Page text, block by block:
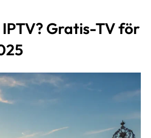
IPTV? Gratis-TV för